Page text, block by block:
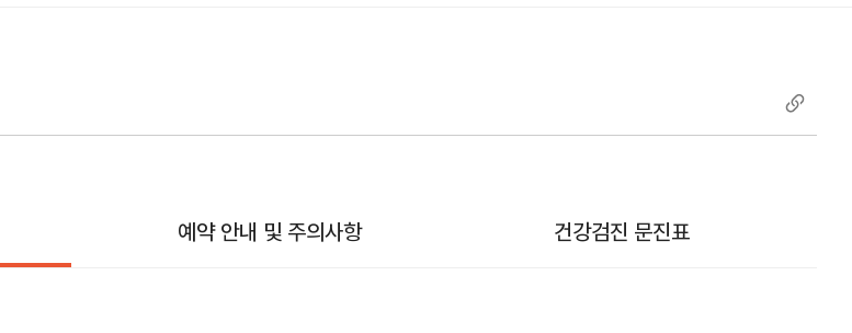
예약 안내 및 주의사항 건강검진 문진표